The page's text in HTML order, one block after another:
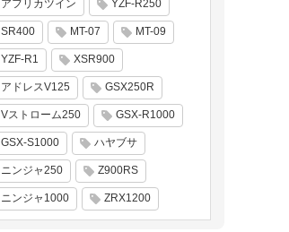
アフリカツイン YZF-R250
SR400 MT-07 MT-09
YZF-R1 XSR900
アドレスV125 GSX250R
Vストローム250 GSX-R1000
GSX-S1000 ハヤブサ
ニンジャ250 Z900RS
ニンジャ1000 ZRX1200